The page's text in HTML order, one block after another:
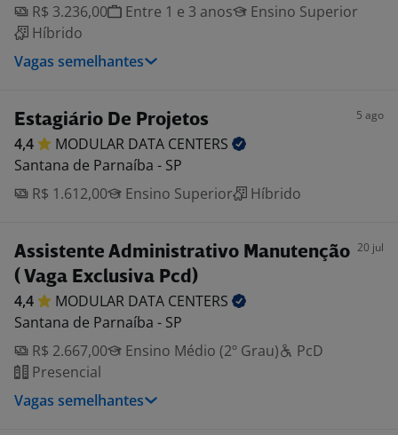
R$ 3.236,00
Entre 1 e 3 anos
Ensino Superior
Híbrido
Vagas semelhantes
Estagiário De Projetos 5 ago
4,4 MODULAR DATA CENTERS
Santana de Parnaíba - SP
R$ 1.612,00
Ensino Superior Híbrido
Assistente Administrativo Manutenção
( Vaga Exclusiva Pcd)
20 jul
4,4 MODULAR DATA CENTERS
Santana de Parnaíba - SP
R$ 2.667,00
Ensino Médio (2º Grau)
PcD
Presencial
Vagas semelhantes